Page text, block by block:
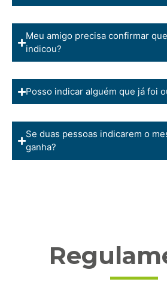
Meu amigo precisa confirmar
indicou?
Posso indicar alguém que já foi
Se duas pessoas indicarem o
ganha?